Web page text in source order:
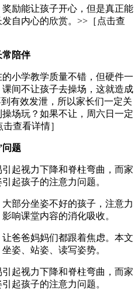
励能让孩子开心，但是真正能
自内心的欣赏。>>［点击查
常陪伴
小学教学质量不错，但硬件一
间不让孩子去操场，这就造成
有效发泄，所以家长们一定关
场玩？如果不让，周六日一定
查看详情］
问题
起视力下降和脊柱弯曲，而家
起孩子的注意力问题。
部分坐姿不好的孩子，注意力
响课堂内容的消化吸收。
爸爸妈妈们都跟着焦虑。本文
姿、站姿、读写姿势。
起视力下降和脊柱弯曲，而家
起孩子的注意力问题。